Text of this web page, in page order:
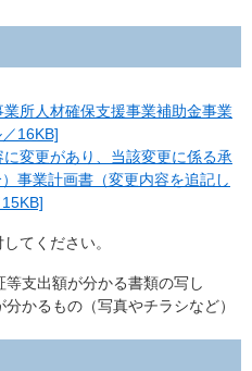
所人材確保支援事業補助金事業
16KB]
に変更があり、当該変更に係る承
事業計画書（変更内容を追記し
てください。
支出額が分かる書類の写し
かるもの（写真やチラシなど）